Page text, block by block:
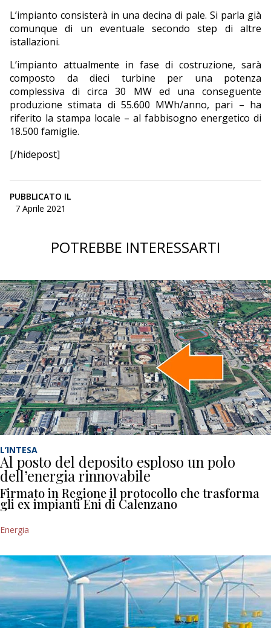
L’impianto consisterà in una decina di pale. Si parla già
comunque di un eventuale secondo step di altre
istallazioni.
L’impianto attualmente in fase di costruzione, sarà
composto da dieci turbine per una potenza
complessiva di circa 30 MW ed una conseguente
produzione stimata di 55.600 MWh/anno, pari – ha
riferito la stampa locale – al fabbisogno energetico di
18.500 famiglie.
[/hidepost]
PUBBLICATO IL
7 Aprile 2021
POTREBBE INTERESSARTI
L’INTESA
Al posto del deposito esploso un polo
dell’energia rinnovabile
Firmato in Regione il protocollo che trasforma
gli ex impianti Eni di Calenzano
Energia